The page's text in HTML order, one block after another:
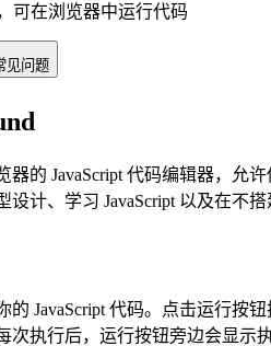
可在浏览器中运行代码
见问题
器的 JavaScript 代码编辑器，允
计、学习 JavaScript 以及在不
JavaScript 代码。点击运行按
次执行后，运行按钮旁边会显示